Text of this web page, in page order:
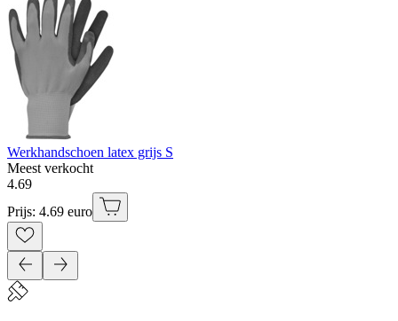
Werkhandschoen latex grijs S
Meest verkocht
4.69
Prijs: 4.69 euro